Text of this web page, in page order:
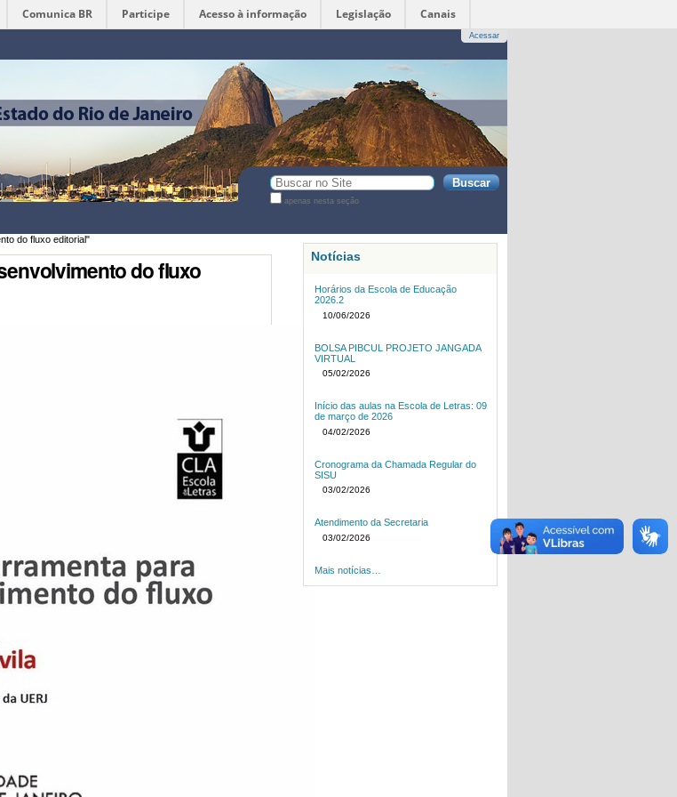
Comunica BR Participe Acesso à informação Legislação Canais
Acessar
Busca
apenas nesta seção
do fluxo editorial"
do fluxo
Notícias
Horários da Escola de Educação
2026.2
10/06/2026
BOLSA PIBCUL PROJETO JANGADA
VIRTUAL
05/02/2026
Início das aulas na Escola de Letras: 09
de março de 2026
04/02/2026
Cronograma da Chamada Regular do
SISU
03/02/2026
Atendimento da Secretaria
03/02/2026
Mais notícias…